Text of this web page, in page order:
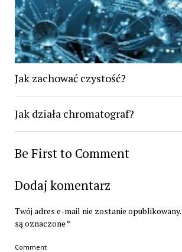
Jak zachować czystość?
Jak działa chromatograf?
Be First to Comment
Dodaj komentarz
Twój adres e-mail nie zostanie opublikowany.
są oznaczone *
Comment